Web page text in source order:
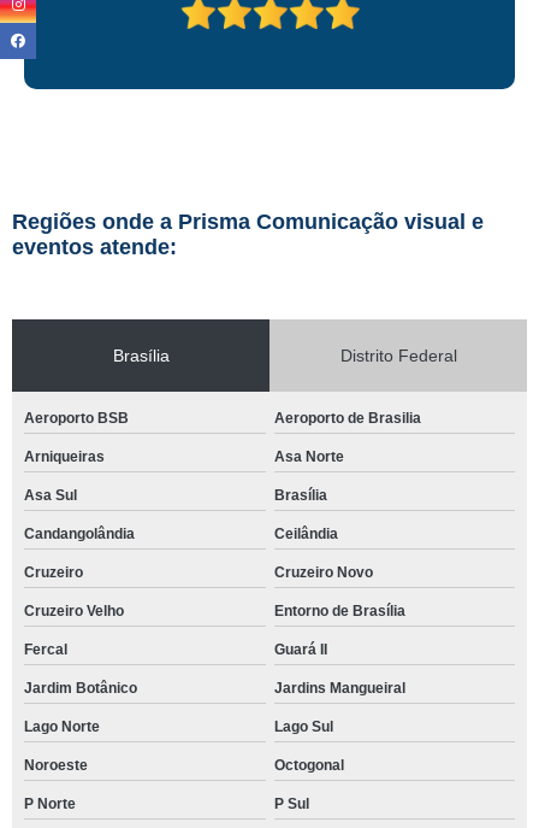
Regiões onde a Prisma Comunicação visual e
eventos atende:
Brasília Distrito Federal
Aeroporto BSB Aeroporto de Brasilia
Arniqueiras Asa Norte
Asa Sul Brasília
Candangolândia Ceilândia
Cruzeiro Cruzeiro Novo
Cruzeiro Velho Entorno de Brasília
Fercal Guará II
Jardim Botânico Jardins Mangueiral
Lago Norte Lago Sul
Noroeste Octogonal
P Norte P Sul